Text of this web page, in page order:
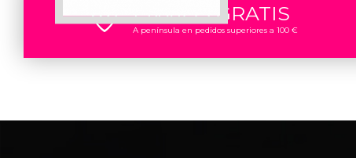
ENVÍOS GRATIS
A península en pedidos superiores a 100 €